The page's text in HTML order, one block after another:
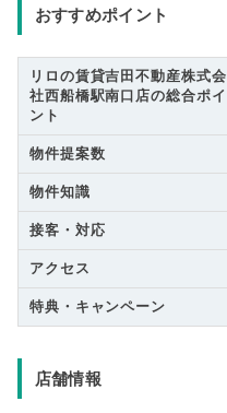
おすすめポイント
リロの賃貸吉田不動産株式会
社西船橋駅南口店の総合ポイ
ント
物件提案数
物件知識
接客・対応
アクセス
特典・キャンペーン
店舗情報